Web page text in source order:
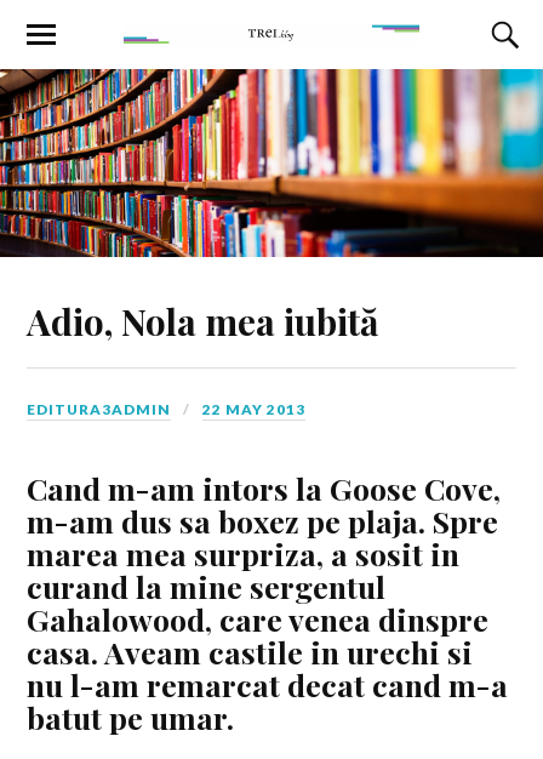
Adio, Nola mea iubită
EDITURA3ADMIN 22 MAY 2013
Cand m-am intors la Goose Cove,
m-am dus sa boxez pe plaja. Spre
marea mea surpriza, a sosit in
curand la mine sergentul
Gahalowood, care venea dinspre
casa. Aveam castile in urechi si
nu l-am remarcat decat cand m-a
batut pe umar.